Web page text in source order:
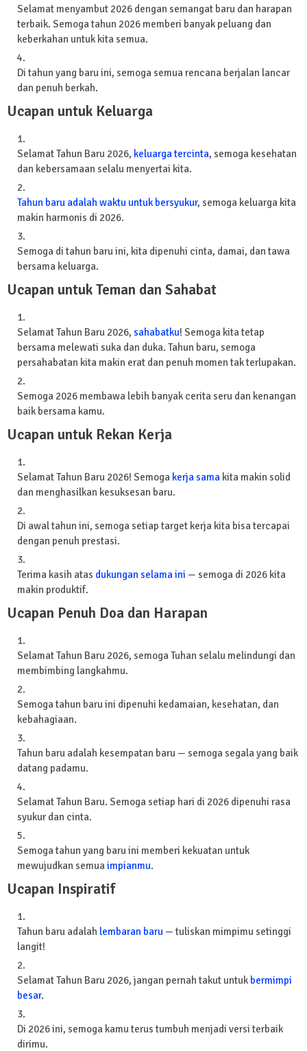
Selamat menyambut 2026 dengan semangat baru dan harapan
terbaik. Semoga tahun 2026 memberi banyak peluang dan
keberkahan untuk kita semua.
Di tahun yang baru ini, semoga semua rencana berjalan lancar
dan penuh berkah.
Ucapan untuk Keluarga
Selamat Tahun Baru 2026, keluarga tercinta, semoga kesehatan
dan kebersamaan selalu menyertai kita.
Tahun baru adalah waktu untuk bersyukur, semoga keluarga kita
makin harmonis di 2026.
Semoga di tahun baru ini, kita dipenuhi cinta, damai, dan tawa
bersama keluarga.
Ucapan untuk Teman dan Sahabat
Selamat Tahun Baru 2026, sahabatku! Semoga kita tetap
bersama melewati suka dan duka. Tahun baru, semoga
persahabatan kita makin erat dan penuh momen tak terlupakan.
Semoga 2026 membawa lebih banyak cerita seru dan kenangan
baik bersama kamu.
Ucapan untuk Rekan Kerja
Selamat Tahun Baru 2026! Semoga kerja sama kita makin solid
dan menghasilkan kesuksesan baru.
Di awal tahun ini, semoga setiap target kerja kita bisa tercapai
dengan penuh prestasi.
Terima kasih atas dukungan selama ini — semoga di 2026 kita
makin produktif.
Ucapan Penuh Doa dan Harapan
Selamat Tahun Baru 2026, semoga Tuhan selalu melindungi dan
membimbing langkahmu.
Semoga tahun baru ini dipenuhi kedamaian, kesehatan, dan
kebahagiaan.
Tahun baru adalah kesempatan baru — semoga segala yang baik
datang padamu.
Selamat Tahun Baru. Semoga setiap hari di 2026 dipenuhi rasa
syukur dan cinta.
Semoga tahun yang baru ini memberi kekuatan untuk
mewujudkan semuaimpianmu.
Ucapan Inspiratif
Tahun baru adalah lembaran baru — tuliskan mimpimu setinggi
langit!
Selamat Tahun Baru 2026, jangan pernah takut untuk bermimpi
besar.
Di 2026 ini, semoga kamu terus tumbuh menjadi versi terbaik
dirimu.